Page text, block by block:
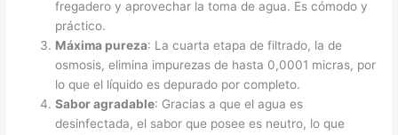
fregadero y aprovechar la toma de agua. Es cómodo y
práctico.
Máxima pureza: La cuarta etapa de filtrado, la de
osmosis, elimina impurezas de hasta 0,0001 micras, por
lo que el líquido es depurado por completo.
Sabor agradable: Gracias a que el agua es
desinfectada, el sabor que posee es neutro, lo que